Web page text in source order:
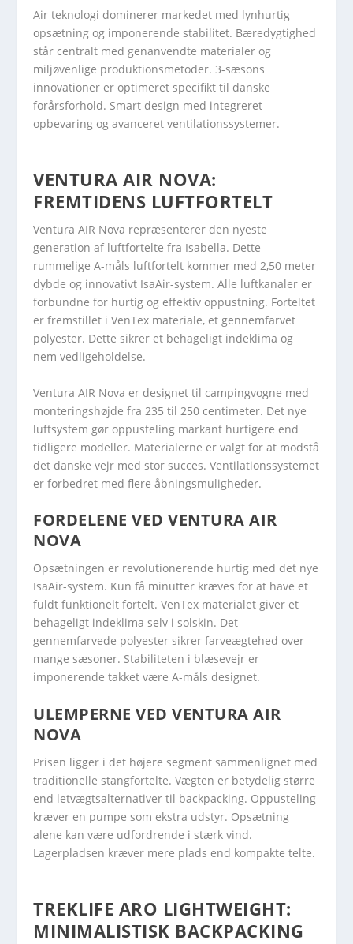
Air teknologi dominerer markedet med lynhurtig
opsætning og imponerende stabilitet. Bæredygtighed
står centralt med genanvendte materialer og
miljøvenlige produktionsmetoder. 3-sæsons
innovationer er optimeret specifikt til danske
forårsforhold. Smart design med integreret
opbevaring og avanceret ventilationssystemer.
VENTURA AIR NOVA:
FREMTIDENS LUFTFORTELT
Ventura AIR Nova repræsenterer den nyeste
generation af luftfortelte fra Isabella. Dette
rummelige A-måls luftfortelt kommer med 2,50 meter
dybde og innovativt IsaAir-system. Alle luftkanaler er
forbundne for hurtig og effektiv oppustning. Forteltet
er fremstillet i VenTex materiale, et gennemfarvet
polyester. Dette sikrer et behageligt indeklima og
nem vedligeholdelse.
Ventura AIR Nova er designet til campingvogne med
monteringshøjde fra 235 til 250 centimeter. Det nye
luftsystem gør oppusteling markant hurtigere end
tidligere modeller. Materialerne er valgt for at modstå
det danske vejr med stor succes. Ventilationssystemet
er forbedret med flere åbningsmuligheder.
FORDELENE VED VENTURA AIR
NOVA
Opsætningen er revolutionerende hurtig med det nye
IsaAir-system. Kun få minutter kræves for at have et
fuldt funktionelt fortelt. VenTex materialet giver et
behageligt indeklima selv i solskin. Det
gennemfarvede polyester sikrer farveægtehed over
mange sæsoner. Stabiliteten i blæsevejr er
imponerende takket være A-måls designet.
ULEMPERNE VED VENTURA AIR
NOVA
Prisen ligger i det højere segment sammenlignet med
traditionelle stangfortelte. Vægten er betydelig større
end letvægtsalternativer til backpacking. Oppusteling
kræver en pumpe som ekstra udstyr. Opsætning
alene kan være udfordrende i stærk vind.
Lagerpladsen kræver mere plads end kompakte telte.
TREKLIFE ARO LIGHTWEIGHT:
MINIMALISTISK BACKPACKING